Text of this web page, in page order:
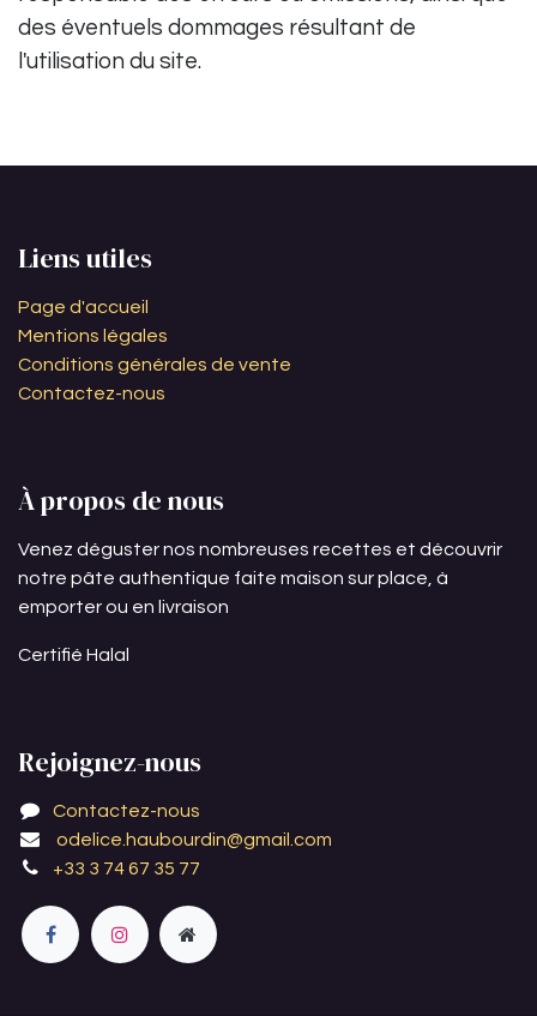
des éventuels dommages résultant de
l'utilisation du site.
Liens utiles
Page d'accueil
Mentions légales
Conditions générales de vente
Contactez-nous
À propos de nous
Venez déguster nos nombreuses recettes et découvrir
notre pâte authentique faite maison sur place, à
emporter ou en livraison
Certifié Halal
Rejoignez-nous
Contactez-nous
odelice.haubourdin@gmail.com
+33 3 74 67 35 77